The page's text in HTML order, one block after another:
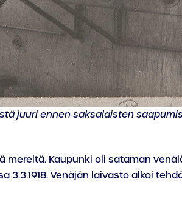
juuri ennen saksalaisten
mereltä. Kaupunki oli sataman
3.3.1918. Venäjän laivasto alkoi